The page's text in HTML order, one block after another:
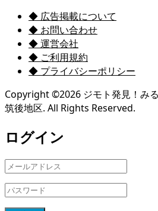
◆ 広告掲載について
◆ お問い合わせ
◆ 運営会社
◆ ご利用規約
◆ プライバシーポリシー
Copyright ©2026 ジモト発見！み
筑後地区. All Rights Reserved.
ログイン